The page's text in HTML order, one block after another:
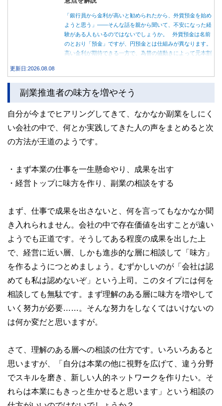
「銀行員から金利が高いと勧められたから、外貨預金を始め
ようと思う」――そんな話を親から聞いて、不安になった経
験がある人もいるのではないでしょうか。 外貨預金は名前
のとおり「預金」ですが、円預金とは仕組みが異なります。
高い金利が期待できる一方で、為替の値動きによって元本割
更新日:2026.08.08
副業推進者の味方を増やそう
自分が今までヒアリングしてきて、なかなか副業をしにく
い会社の中で、何とか実践してきた人の声をまとめると次
の方法が王道のようです。
・まず本業の仕事を一生懸命やり、成果を出す
・経営トップに味方を作り、副業の相談をする
まず、仕事で成果を出さないと、何を言ってもなかなか聞
き入れられません。会社の中で存在価値を出すことが遠い
ようでも正道です。そうしてある程度の成果を出した上
で、経営に近い層、しかも進歩的な層に相談して「味方」
を作るようにつとめましょう。むずかしいのが「会社は認
めても私は認めないぞ」という上司。このタイプには何を
相談しても無駄です。まず理解のある層に味方を増やして
いく努力が必要……。そんな努力をしなくてはいけないの
は何か変だと思いますが。
さて、理解のある層への相談の仕方です。いろいろあると
思いますが、「自分は本業の他に視野を広げて、違う分野
でスキルを磨き、新しい人的ネットワークを作りたい。そ
れらは本業にもきっと生かせると思います」という相談の